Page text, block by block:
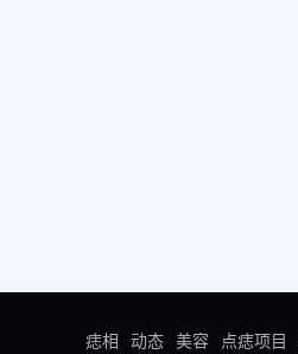
痣相 动态 美容 点痣项目